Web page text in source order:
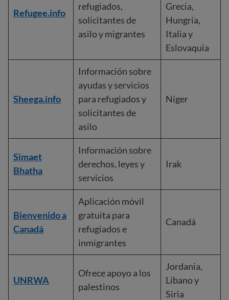
Refugee.info
refugiados,
solicitantes de
asilo y migrantes
Grecia,
Hungría,
Italia y
Eslovaquia
Sheega.info
Información sobre
ayudas y servicios
para refugiados y
solicitantes de
asilo
Níger
Simaet
Bhatha
Información sobre
derechos, leyes y
servicios
Irak
Bienvenido a
Canadá
Aplicación móvil
gratuita para
refugiados e
inmigrantes
Canadá
UNRWA
Ofrece apoyo a los
palestinos
Jordania,
Líbano y
Siria